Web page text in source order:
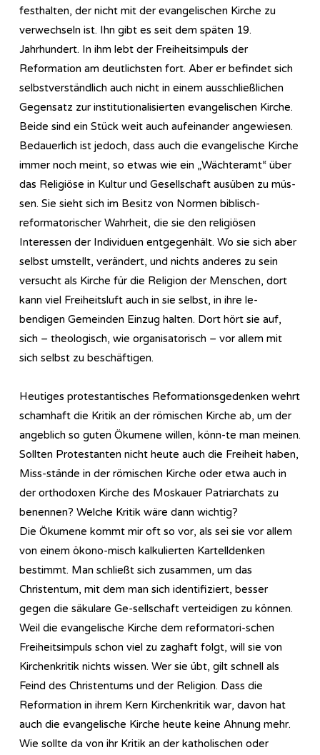
festhalten, der nicht mit der evangelischen Kirche zu
verwechseln ist. Ihn gibt es seit dem späten 19.
Jahrhundert. In ihm lebt der Freiheitsimpuls der
Reformation am deutlichsten fort. Aber er befindet sich
selbstverständlich auch nicht in einem ausschließlichen
Gegensatz zur institutionalisierten evangelischen Kirche.
Beide sind ein Stück weit auch aufeinander angewiesen.
Bedauerlich ist jedoch, dass auch die evangelische Kirche
immer noch meint, so etwas wie ein „Wächteramt“ über
das Religiöse in Kultur und Gesellschaft ausüben zu müs-
sen. Sie sieht sich im Besitz von Normen biblisch-
reformatorischer Wahrheit, die sie den religiösen
Interessen der Individuen entgegenhält. Wo sie sich aber
selbst umstellt, verändert, und nichts anderes zu sein
versucht als Kirche für die Religion der Menschen, dort
kann viel Freiheitsluft auch in sie selbst, in ihre le-
bendigen Gemeinden Einzug halten. Dort hört sie auf,
sich – theologisch, wie organisatorisch – vor allem mit
sich selbst zu beschäftigen.
Heutiges protestantisches Reformationsgedenken wehrt
schamhaft die Kritik an der römischen Kirche ab, um der
angeblich so guten Ökumene willen, könn-te man meinen.
Sollten Protestanten nicht heute auch die Freiheit haben,
Miss-stände in der römischen Kirche oder etwa auch in
der orthodoxen Kirche des Moskauer Patriarchats zu
benennen? Welche Kritik wäre dann wichtig?
Die Ökumene kommt mir oft so vor, als sei sie vor allem
von einem ökono-misch kalkulierten Kartelldenken
bestimmt. Man schließt sich zusammen, um das
Christentum, mit dem man sich identifiziert, besser
gegen die säkulare Ge-sellschaft verteidigen zu können.
Weil die evangelische Kirche dem reformatori-schen
Freiheitsimpuls schon viel zu zaghaft folgt, will sie von
Kirchenkritik nichts wissen. Wer sie übt, gilt schnell als
Feind des Christentums und der Religion. Dass die
Reformation in ihrem Kern Kirchenkritik war, davon hat
auch die evangelische Kirche heute keine Ahnung mehr.
Wie sollte da von ihr Kritik an der katholischen oder